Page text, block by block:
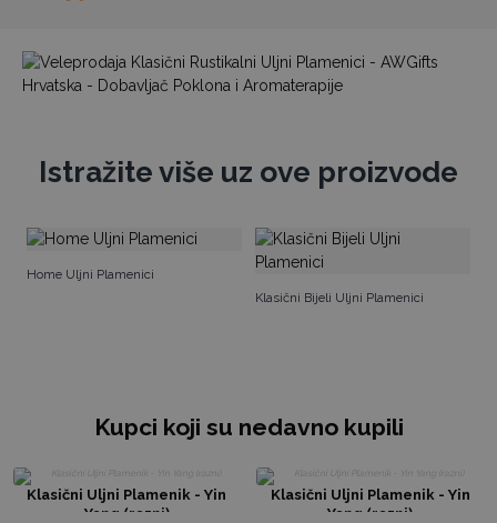
Istražite više uz ove proizvode
Home Uljni Plamenici
Klasični Bijeli Uljni Plamenici
Kupci koji su nedavno kupili
Klasični Uljni Plamenik - Yin
Yang (razni)
Klasični Uljni Plamenik - Yin
Yang (razni)